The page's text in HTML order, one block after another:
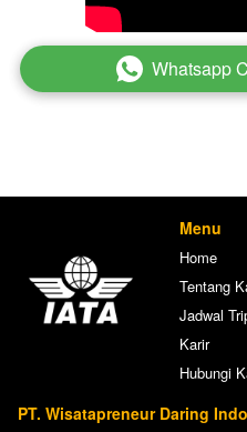
` Whatsapp
Menu
Home
Tentang
Jadwal
Karir
Hubungi
PT. Wisatapreneur Daring